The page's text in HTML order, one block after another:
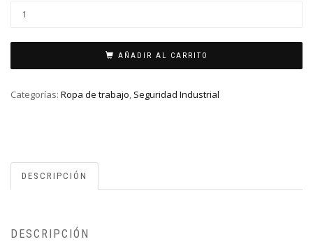
AÑADIR AL CARRITO
Categorías: Ropa de trabajo Seguridad Industrial
DESCRIPCIÓN
DESCRIPCIÓN